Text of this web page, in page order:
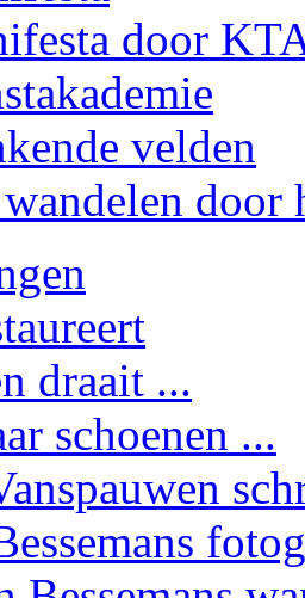
door
velden
door
draait ...
schoenen ...